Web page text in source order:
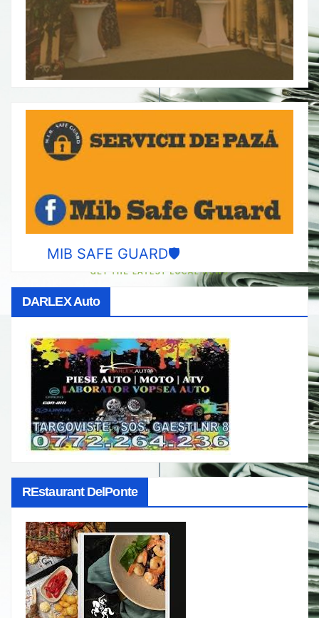
MIB SAFE GUARD🛡️
DARLEX Auto
REstaurant DelPonte